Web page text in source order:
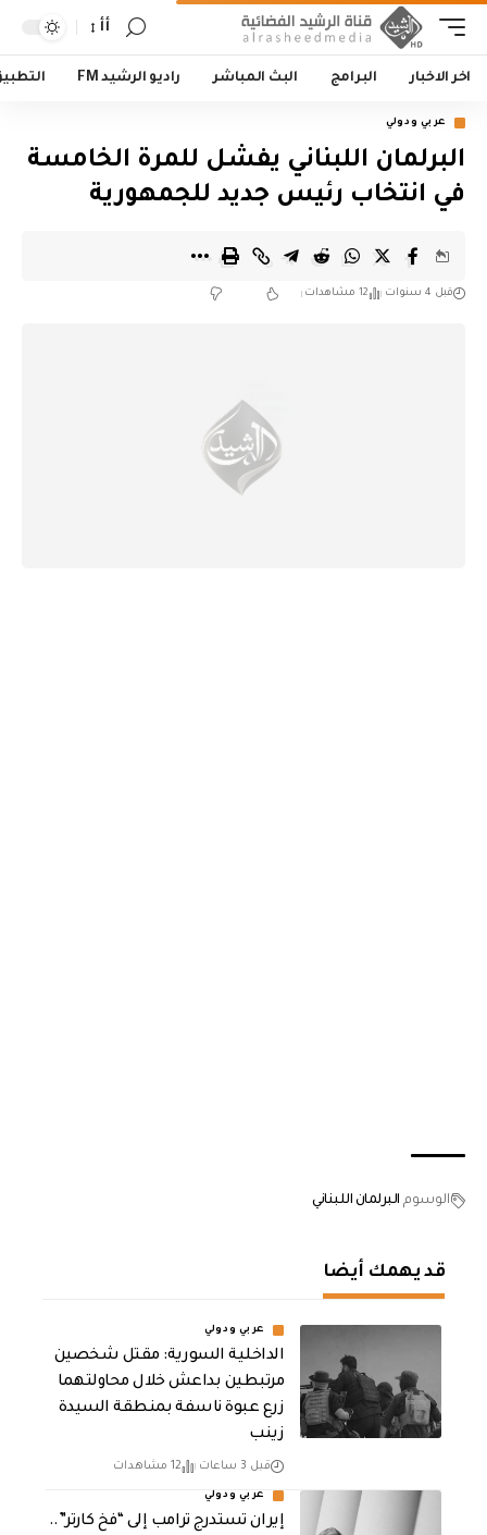
أأ
اخر الاخبار البرامج البث المباشر راديو الرشيد FM
عربي ودولي
البرلمان اللبناني يفشل للمرة الخامسة
في انتخاب رئيس جديد للجمهورية
قبل 4 سنوات 12 مشاهدات
الوسوم البرلمان اللبناني
قد يهمك أيضا
عربي ودولي
الداخلية السورية: مقتل شخصين
مرتبطين بداعش خلال محاولتهما
زرع عبوة ناسفة بمنطقة السيدة
زينب
قبل 3 ساعات 12 مشاهدات
عربي ودولي
إيران تستدرج ترامب إلى “فخ كارتر”..